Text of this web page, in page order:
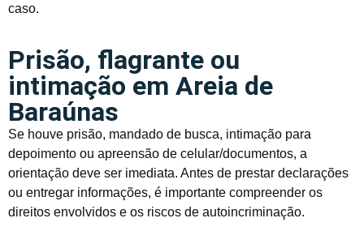
caso.
Prisão, flagrante ou
intimação em Areia de
Baraúnas
Se houve prisão, mandado de busca, intimação para
depoimento ou apreensão de celular/documentos, a
orientação deve ser imediata. Antes de prestar declarações
ou entregar informações, é importante compreender os
direitos envolvidos e os riscos de autoincriminação.